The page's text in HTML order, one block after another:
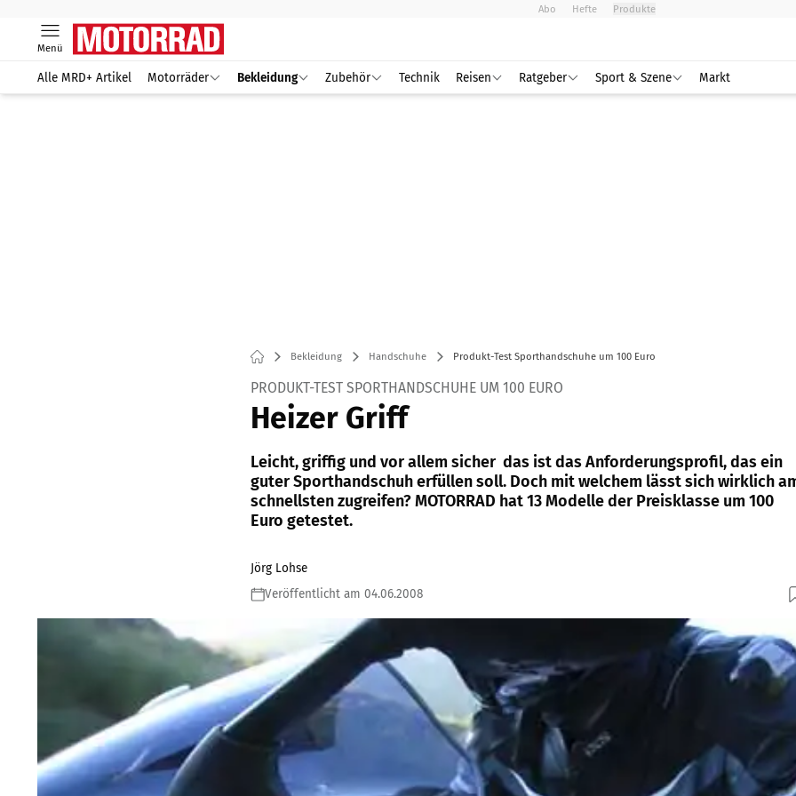
Abo Hefte Produkte
Menü
Alle MRD+ Artikel Motorräder Bekleidung Zubehör Technik Reisen Ratgeber Sport & Szene Markt
Bekleidung Handschuhe Produkt-Test Sporthandschuhe um 100 Euro
PRODUKT-TEST SPORTHANDSCHUHE UM 100 EURO
Heizer Griff
Leicht, griffig und vor allem sicher  das ist das Anforderungsprofil, das ein
guter Sporthandschuh erfüllen soll. Doch mit welchem lässt sich wirklich
schnellsten zugreifen? MOTORRAD hat 13 Modelle der Preisklasse um 100
Euro getestet.
Jörg Lohse
Veröffentlicht am 04.06.2008